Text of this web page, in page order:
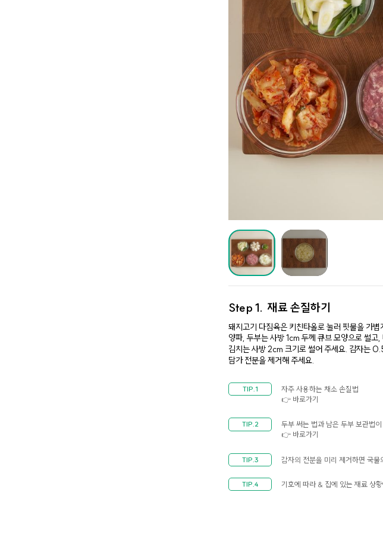
Step 1. 재료 손질하기
돼지고기 다짐육은 키친타올로 눌러 핏물을 가볍
양파, 두부는 사방 1cm 두께 큐브 모양으로 썰
김치는 사방 2cm 크기로 썰어 주세요.​ 감자는
담가 전분을 제거해 주세요.
자주 사용하는 채소 손질법
👉 바로가기
두부 써는 법과 남은 두부 보관법
👉 바로가기
감자의 전분을 미리 제거하면 국물
기호에 따라 & 집에 있는 재료 상